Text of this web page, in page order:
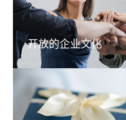
开放的企业文化